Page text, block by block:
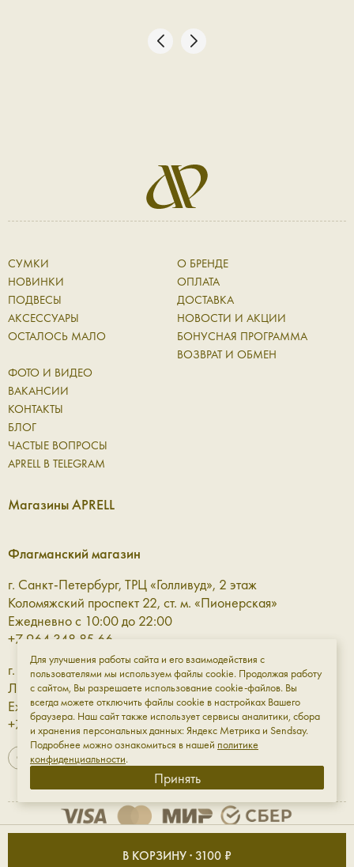
В КОРЗИНУ · 3100 ₽
СУМКИ
НОВИНКИ
ПОДВЕСЫ
АКСЕССУАРЫ
ОСТАЛОСЬ МАЛО
О БРЕНДЕ
ОПЛАТА
ДОСТАВКА
НОВОСТИ И АКЦИИ
БОНУСНАЯ ПРОГРАММА
ВОЗВРАТ И ОБМЕН
ФОТО И ВИДЕО
ВАКАНСИИ
КОНТАКТЫ
БЛОГ
ЧАСТЫЕ ВОПРОСЫ
APRELL В TELEGRAM
Магазины APRELL
Флагманский магазин
г. Санкт-Петербург, ТРЦ «Голливуд», 2 этаж
Коломяжский проспект 22, ст. м. «Пионерская»
Ежедневно с 10:00 до 22:00
+7 964 348 85 66
г. Санкт-Петербург, ТРЦ «Галерея» 3 этаж
Лиговский проспект, 30а, ст. м. «Площадь Восстания»
Ежедневно с 10:00 до 23:00
+7 961 811-18-98
Для улучшения работы сайта и его взаимодействия с
пользователями мы используем файлы cookie. Продолжая работу
с сайтом, Вы разрешаете использование cookie-файлов. Вы
всегда можете отключить файлы cookie в настройках Вашего
браузера. Наш сайт также использует сервисы аналитики, сбора
и хранения персональных данных: Яндекс Метрика и Sendsay.
Подробнее можно ознакомиться в нашей политике
конфиденциальности.
Принять